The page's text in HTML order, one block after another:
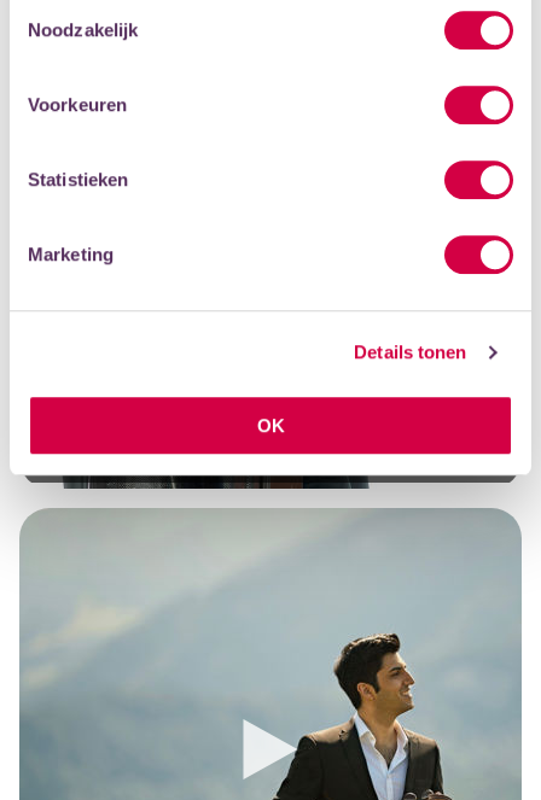
Noodzakelijk
Voorkeuren
Statistieken
Marketing
Details tonen
OK
DOCENT ESTHER IGLESIAS, LEERLING JOSEFIEN